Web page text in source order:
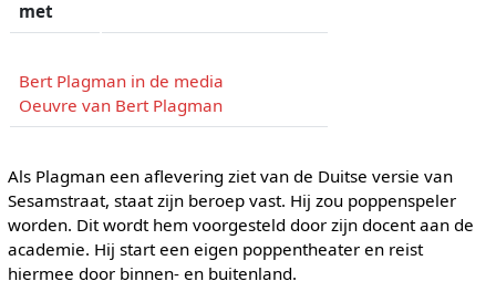
met
Bert Plagman in de media
Oeuvre van Bert Plagman
Als Plagman een aflevering ziet van de Duitse versie van
Sesamstraat, staat zijn beroep vast. Hij zou poppenspeler
worden. Dit wordt hem voorgesteld door zijn docent aan de
academie. Hij start een eigen poppentheater en reist
hiermee door binnen- en buitenland.